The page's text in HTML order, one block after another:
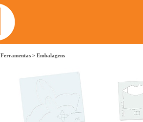
Ferramentas > Embalagens